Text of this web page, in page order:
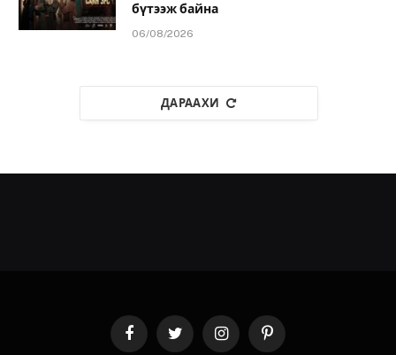
бүтээж байна
06/08/2026
ДАРААХИ
FacebookTwitter InstagramPinterest